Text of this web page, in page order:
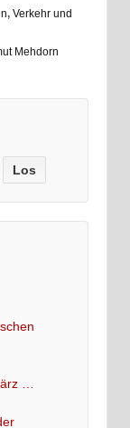
, Verkehr und
Mehdorn
…